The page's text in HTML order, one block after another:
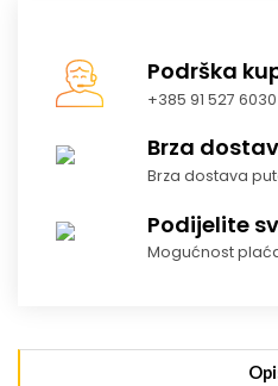
Podrška
+385 91 527
Brza
Brza dostava
Podijelite
Mogućnost